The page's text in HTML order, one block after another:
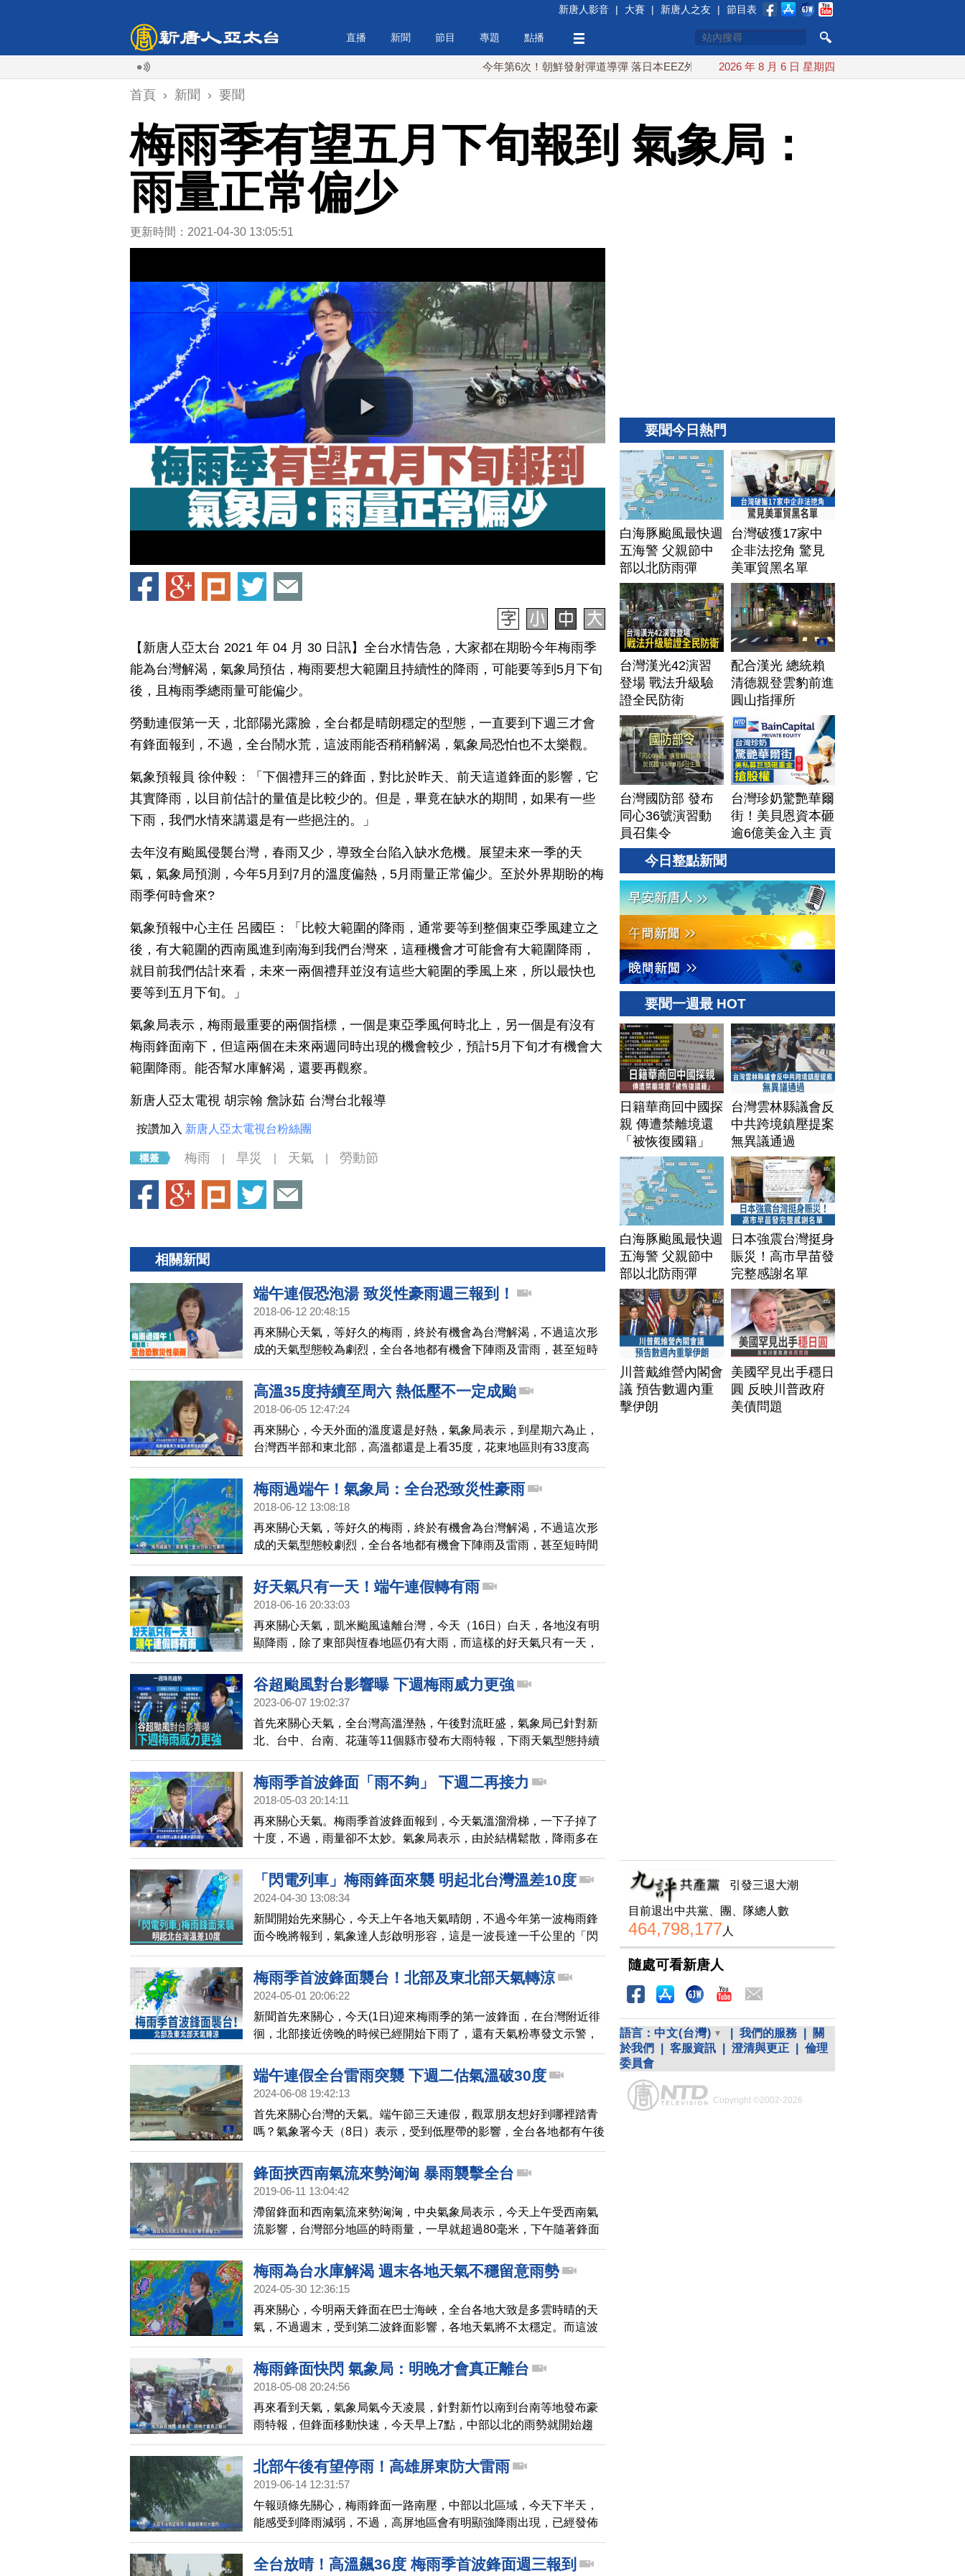
新唐人影音 | 大賽 | 新唐人之友 | 節目表
直播 新聞 節目 專題 點播
今年第6次！朝鮮發射彈道導彈 落日本EEZ外 紅海戰火續升溫 也門胡塞武裝稱又襲擊沙特油輪
2026 年 8 月 6 日 星期四
首頁 › 新聞 › 要聞
梅雨季有望五月下旬報到 氣象局：
雨量正常偏少
更新時間：2021-04-30 13:05:51
【新唐人亞太台 2021 年 04 月 30 日訊】全台水情告急，大家都在期盼今年梅雨季
能為台灣解渴，氣象局預估，梅雨要想大範圍且持續性的降雨，可能要等到5月下旬
後，且梅雨季總雨量可能偏少。
勞動連假第一天，北部陽光露臉，全台都是晴朗穩定的型態，一直要到下週三才會
有鋒面報到，不過，全台鬧水荒，這波雨能否稍稍解渴，氣象局恐怕也不太樂觀。
氣象預報員 徐仲毅：「下個禮拜三的鋒面，對比於昨天、前天這道鋒面的影響，它
其實降雨，以目前估計的量值是比較少的。但是，畢竟在缺水的期間，如果有一些
下雨，我們水情來講還是有一些挹注的。」
去年沒有颱風侵襲台灣，春雨又少，導致全台陷入缺水危機。展望未來一季的天
氣，氣象局預測，今年5月到7月的溫度偏熱，5月雨量正常偏少。至於外界期盼的梅
雨季何時會來?
氣象預報中心主任 呂國臣：「比較大範圍的降雨，通常要等到整個東亞季風建立之
後，有大範圍的西南風進到南海到我們台灣來，這種機會才可能會有大範圍降雨，
就目前我們估計來看，未來一兩個禮拜並沒有這些大範圍的季風上來，所以最快也
要等到五月下旬。」
氣象局表示，梅雨最重要的兩個指標，一個是東亞季風何時北上，另一個是有沒有
梅雨鋒面南下，但這兩個在未來兩週同時出現的機會較少，預計5月下旬才有機會大
範圍降雨。能否幫水庫解渴，還要再觀察。
新唐人亞太電視 胡宗翰 詹詠茹 台灣台北報導
按讚加入 新唐人亞太電視台粉絲團
梅雨 旱災 天氣 勞動節
相關新聞
端午連假恐泡湯 致災性豪雨週三報到！
2018-06-12 20:48:15
再來關心天氣，等好久的梅雨，終於有機會為台灣解渴，不過這次形
成的天氣型態較為劇烈，全台各地都有機會下陣雨及雷雨，甚至短時
間強降雨以及致災型豪雨，不穩定天氣將持續到端午連假。
高溫35度持續至周六 熱低壓不一定成颱
2018-06-05 12:47:24
再來關心，今天外面的溫度還是好熱，氣象局表示，到星期六為止，
台灣西半部和東北部，高溫都還是上看35度，花東地區則有33度高
溫。至於熱低壓會不會發展為颱風，並到達台灣帶來降雨，還需要觀
察。
梅雨過端午！氣象局：全台恐致災性豪雨
2018-06-12 13:08:18
再來關心天氣，等好久的梅雨，終於有機會為台灣解渴，不過這次形
成的天氣型態較劇烈，全台各地都有機會下陣雨及雷雨，甚至短時間
強降雨以及致災型豪雨，不穩定天氣將持續到端午連假。
好天氣只有一天！端午連假轉有雨
2018-06-16 20:33:03
再來關心天氣，凱米颱風遠離台灣，今天（16日）白天，各地沒有明
顯降雨，除了東部與恆春地區仍有大雨，而這樣的好天氣只有一天，
接下來因為鋒面北移，今天晚上開始，伴隨西南氣流增強，端午連假
後期，全台各地都將出現降雨的情形。
谷超颱風對台影響曝 下週梅雨威力更強
2023-06-07 19:02:37
首先來關心天氣，全台灣高溫溼熱，午後對流旺盛，氣象局已針對新
北、台中、台南、花蓮等11個縣市發布大雨特報，下雨天氣型態持續
到下週。另外，今年第三號颱風谷超，預計未來往沖繩方向移動，不
會直接影響台灣。
梅雨季首波鋒面「雨不夠」 下週二再接力
2018-05-03 20:14:11
再來關心天氣。梅雨季首波鋒面報到，今天氣溫溜滑梯，一下子掉了
十度，不過，雨量卻不太妙。氣象局表示，由於結構鬆散，降雨多在
東部、北部，沒有下在集水區。但目前最缺水是南部，像曾文水庫只
剩6.4%；即將迎接花火節大量旅客的澎湖，三大水庫用水最多再撐一
個月，民生用水拉警報，也擔心衝擊觀光。
「閃電列車」梅雨鋒面來襲 明起北台灣溫差10度
2024-04-30 13:08:34
新聞開始先來關心，今天上午各地天氣晴朗，不過今年第一波梅雨鋒
面今晚將報到，氣象達人彭啟明形容，這是一波長達一千公里的「閃
電列車」，週三、週四，台灣將迎來雨勢，提醒觀眾朋友出門備好雨
具。
梅雨季首波鋒面襲台！北部及東北部天氣轉涼
2024-05-01 20:06:22
新聞首先來關心，今天(1日)迎來梅雨季的第一波鋒面，在台灣附近徘
徊，北部接近傍晚的時候已經開始下雨了，還有天氣粉專發文示警，
原本影響香港、廣東的強烈雷雨帶，歷經「長途跋涉」，已抵達台灣
南部外海，強度雖減弱，仍偵測到非常密集的閃電打雷，提醒台南、
高雄、屏東3縣市的觀眾，慎防雷陣雨等劇烈天氣。
端午連假全台雷雨突襲 下週二估氣溫破30度
2024-06-08 19:42:13
首先來關心台灣的天氣。端午節三天連假，觀眾朋友想好到哪裡踏青
嗎？氣象署今天（8日）表示，受到低壓帶的影響，全台各地都有午後
雷陣雨發生的機率，這三天的天氣較不穩定，提醒民眾出遊時，記得
攜帶雨具。
鋒面挾西南氣流來勢洶洶 暴雨襲擊全台
2019-06-11 13:04:42
滯留鋒面和西南氣流來勢洶洶，中央氣象局表示，今天上午受西南氣
流影響，台灣部分地區的時雨量，一早就超過80毫米，下午隨著鋒面
移動到中台灣，中南部山區和南台灣可能是較大雨勢集中區域，尤其
是中南部山區、苗栗、台中、彰化、高雄一帶，要特別注意。
梅雨為台水庫解渴 週末各地天氣不穩留意雨勢
2024-05-30 12:36:15
再來關心，今明兩天鋒面在巴士海峽，全台各地大致是多雲時晴的天
氣，不過週末，受到第二波鋒面影響，各地天氣將不太穩定。而這波
降雨帶來豐沛雨量，水庫都有不少進帳。
梅雨鋒面快閃 氣象局：明晚才會真正離台
2018-05-08 20:24:56
再來看到天氣，氣象局氣今天凌晨，針對新竹以南到台南等地發布豪
雨特報，但鋒面移動快速，今天早上7點，中部以北的雨勢就開始趨
緩，豪雨特報改為大雨，範圍縮小到台南、高雄、屏東等地，氣象局
提醒，雖然鋒面走得比預期快，但要等到明晚才會真正離開台灣地
區，這段時間仍有降雨機會，尤其是南台灣與各地山區，請民眾多加
北部午後有望停雨！高雄屏東防大雷雨
2019-06-14 12:31:57
午報頭條先關心，梅雨鋒面一路南壓，中部以北區域，今天下半天，
能感受到降雨減弱，不過，高屏地區會有明顯強降雨出現，已經發佈
豪雨特報，雨勢在今天晚上之後才會逐漸趨緩；週末，南部以外的地
區，可望看到陽光露臉。
全台放晴！高溫飆36度 梅雨季首波鋒面週三報到
要聞今日熱門
白海豚颱風最快週
五海警 父親節中
部以北防雨彈
台灣破獲17家中
企非法挖角 驚見
美軍貿黑名單
台灣漢光42演習
登場 戰法升級驗
證全民防衛
配合漢光 總統賴
清德親登雲豹前進
圓山指揮所
台灣國防部 發布
同心36號演習動
員召集令
台灣珍奶驚艷華爾
街！美貝恩資本砸
逾6億美金入主 貢
茶拓國際版圖加速
聞｜
20260806(四)
今日整點新聞
要聞一週最 HOT
日籍華商回中國探
親 傳遭禁離境還
「被恢復國籍」
台灣雲林縣議會反
中共跨境鎮壓提案
無異議通過
白海豚颱風最快週
五海警 父親節中
部以北防雨彈
日本強震台灣挺身
賑災！高市早苗發
完整感謝名單
川普戴維營內閣會
議 預告數週內重
擊伊朗
美國罕見出手穩日
圓 反映川普政府
美債問題
引發三退大潮
目前退出中共黨、團、隊總人數
464,798,177人
隨處可看新唐人
語言： 中文(台灣) 我們的服務
關
於我們
客服資訊 澄清與更正
倫理
委員會
Copyright ©2002-2026